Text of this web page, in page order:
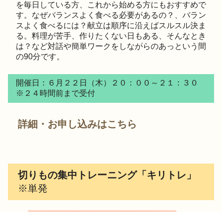
を毎日している方、これから始める方にもおすすめで
す。なぜバランスよく食べる必要があるの？、バラン
スよく食べるには？献立は順序に沿えばスルスル決ま
る。料理が苦手、作りたくない日もある、そんなとき
は？など対話や簡単ワークをしながらのあっという間
の90分です。
開催日：６月２２日（木）２０：００～２１：３０
※２４時間前まで受付
詳細・お申し込みはこちら
切りもの集中トレーニング「キリトレ」
※単発